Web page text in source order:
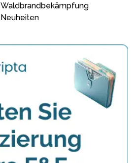
Waldbrandbekämpfung
Neuheiten